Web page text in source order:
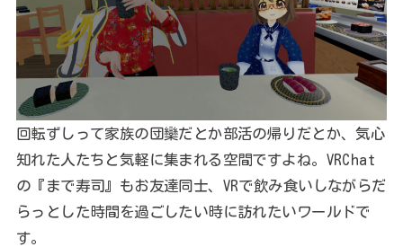
回転ずしって家族の団欒だとか部活の帰りだとか、気心
知れた人たちと気軽に集まれる空間ですよね。VRChat
の『まで寿司』もお友達同士、VRで飲み食いしながらだ
らっとした時間を過ごしたい時に訪れたいワールドで
す。